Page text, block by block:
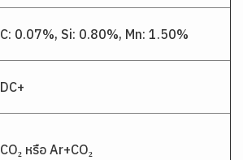
C: 0.07%, Si: 0.80%, Mn: 1.50%
DC+
CO₂ หรือ Ar+CO₂